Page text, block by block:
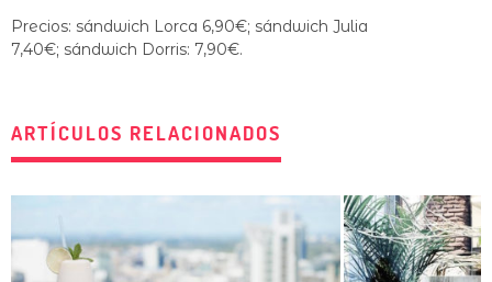
Precios: sándwich Lorca 6,90€; sándwich Julia
7,40€; sándwich Dorris: 7,90€.
ARTÍCULOS RELACIONADOS